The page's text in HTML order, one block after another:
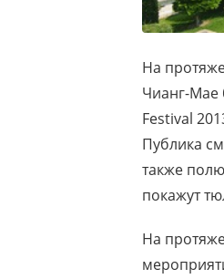
На
Чианг-Мае
Festival
Публика
также
покажут
На